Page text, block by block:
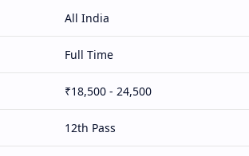
All India
Full Time
₹18,500 - 24,500
12th Pass